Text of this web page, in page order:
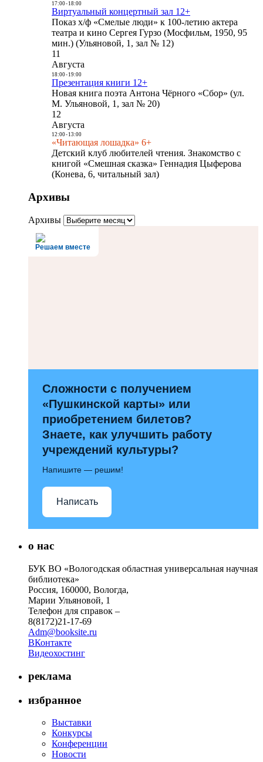
17:00- 18:00
Виртуальный концертный зал 12+
Показ х/ф «Смелые люди» к 100-летию актера
театра и кино Сергея Гурзо (Мосфильм, 1950, 95
мин.) (Ульяновой, 1, зал № 12)
11
Августа
18:00- 19:00
Презентация книги 12+
Новая книга поэта Антона Чёрного «Сбор» (ул.
М. Ульяновой, 1, зал № 20)
12
Августа
12:00- 13:00
«Читающая лошадка» 6+
Детский клуб любителей чтения. Знакомство с
книгой «Смешная сказка» Геннадия Цыферова
(Конева, 6, читальный зал)
Архивы
Архивы
Решаем вместе
Сложности с получением
«Пушкинской карты» или
приобретением билетов?
Знаете, как улучшить работу
учреждений культуры?
Напишите — решим!
Написать
о нас
БУК ВО «Вологодская областная универсальная научная
библиотека»
Россия, 160000, Вологда,
Марии Ульяновой, 1
Телефон для справок –
8(8172)21-17-69
Adm@booksite.ru
ВКонтакте
Видеохостинг
реклама
избранное
Выставки
Конкурсы
Конференции
Новости